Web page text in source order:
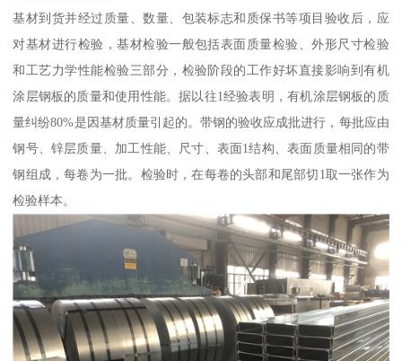
基材到货并经过质量、数量、包装标志和质保书等项目验收后，应
对基材进行检验，基材检验一般包括表面质量检验、外形尺寸检验
和工艺力学性能检验三部分，检验阶段的工作好坏直接影响到有机
涂层钢板的质量和使用性能。据以往1经验表明，有机涂层钢板的质
量纠纷80%是因基材质量引起的。带钢的验收应成批进行，每批应由
钢号、锌层质量、加工性能、尺寸、表面1结构、表面质量相同的带
钢组成，每卷为一批。检验时，在每卷的头部和尾部切1取一张作为
检验样本。